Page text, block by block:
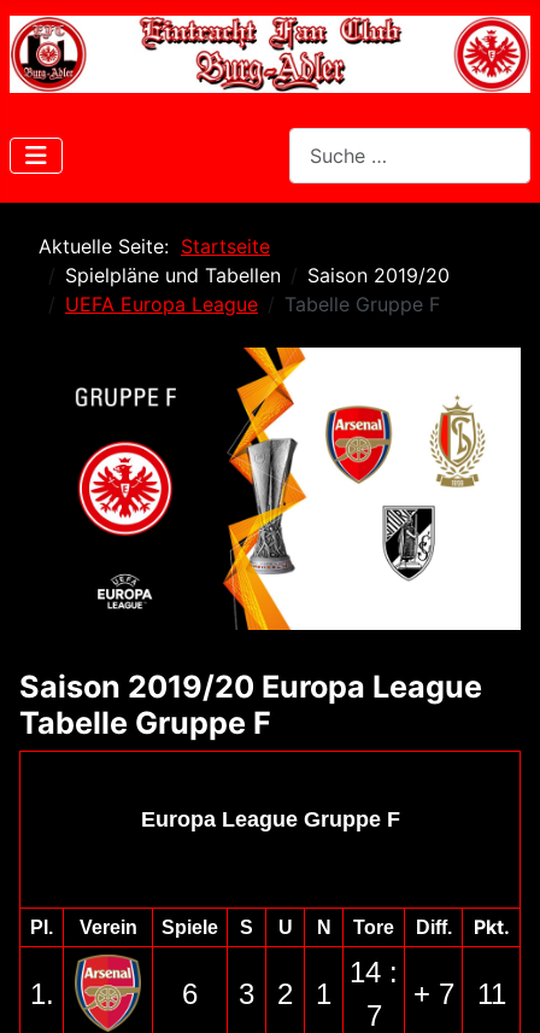
Aktuelle Seite: Startseite
Spielpläne und Tabellen
Saison 2019/20
UEFA Europa League
Tabelle Gruppe F
Saison 2019/20 Europa League
Tabelle Gruppe F
Europa League Gruppe F
Pl. Verein Spiele S U N Tore Diff. Pkt.
1. 6 3 2 1
14 :
7
+ 7 11